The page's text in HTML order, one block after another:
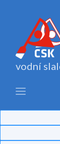
vodní